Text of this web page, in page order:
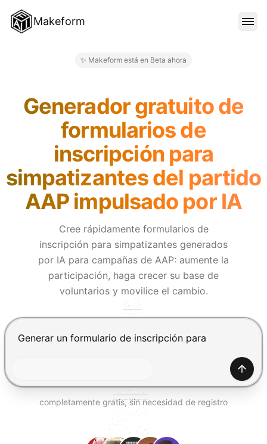
Makeform
PRECIOS
INICIAR SESIÓN
PROBAR GRATIS
✨ Makeform está en Beta ahora
Generador gratuito de
formularios de
inscripción para
simpatizantes del partido
AAP impulsado por IA
Cree rápidamente formularios de
inscripción para simpatizantes generados
por IA para campañas de AAP: aumente la
participación, haga crecer su base de
voluntarios y movilice el cambio.
Presiona Enter para enviar, Shift+Enter para añadir
completamente gratis, sin necesidad de registro